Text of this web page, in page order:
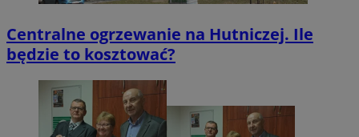
Centralne ogrzewanie na Hutniczej. Ile
będzie to kosztować?